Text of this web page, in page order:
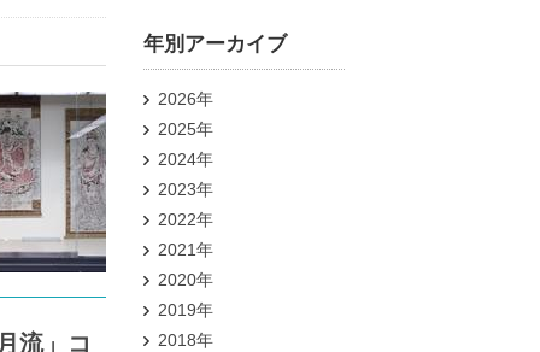
流」コ
年別アーカイブ
2026年
2025年
2024年
2023年
2022年
2021年
2020年
2019年
2018年